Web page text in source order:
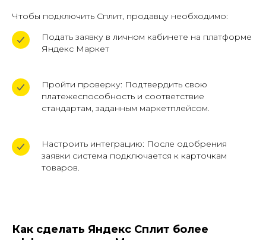
Чтобы подключить Сплит, продавцу необходимо:
Подать заявку в личном кабинете на платформе
Яндекс Маркет
Пройти проверку: Подтвердить свою
платежеспособность и соответствие
стандартам, заданным маркетплейсом.
Настроить интеграцию: После одобрения
заявки система подключается к карточкам
товаров.
Как сделать Яндекс Сплит более
Вы всегда можете перезвонить